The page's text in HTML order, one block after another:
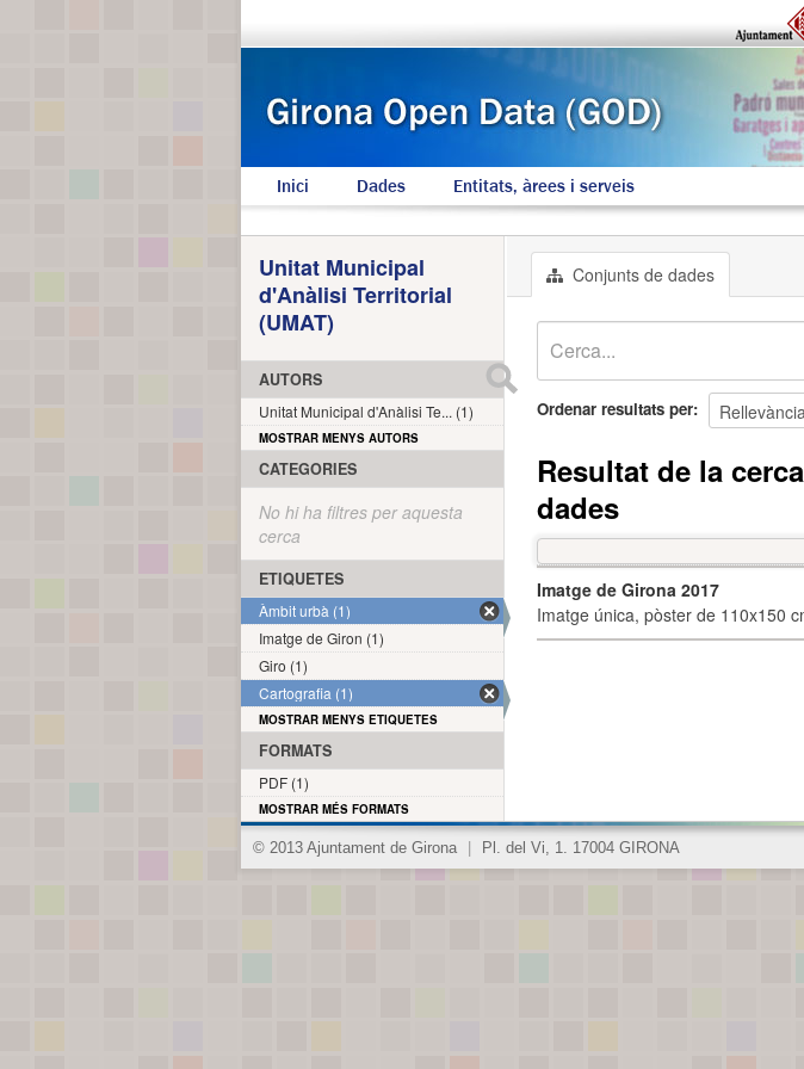
Inici Dades Entitats, àrees i serveis
Conjunts de dades
Ordenar resultats per
Resultat de la
dades
Imatge de Girona 2017
Imatge única, pòster de 110x150
Unitat Municipal
d'Anàlisi Territorial
(UMAT)
AUTORS
Unitat Municipal d'Anàlisi Te... (1)
MOSTRAR MENYS AUTORS
CATEGORIES
No hi ha filtres per aquesta
cerca
ETIQUETES
Àmbit urbà (1)
Imatge de Giron (1)
Giro (1)
Cartografia (1)
MOSTRAR MENYS ETIQUETES
FORMATS
PDF (1)
MOSTRAR MÉS FORMATS
© 2013 Ajuntament de Girona Pl. del Vi, 1. 17004 GIRONA